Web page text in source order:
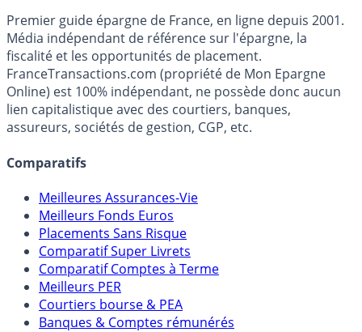
Premier guide épargne de France, en ligne depuis 2001.
Média indépendant de référence sur l'épargne, la
fiscalité et les opportunités de placement.
FranceTransactions.com (propriété de Mon Epargne
Online) est 100% indépendant, ne possède donc aucun
lien capitalistique avec des courtiers, banques,
assureurs, sociétés de gestion, CGP, etc.
Comparatifs
Meilleures Assurances-Vie
Meilleurs Fonds Euros
Placements Sans Risque
Comparatif Super Livrets
Comparatif Comptes à Terme
Meilleurs PER
Courtiers bourse & PEA
Banques & Comptes rémunérés